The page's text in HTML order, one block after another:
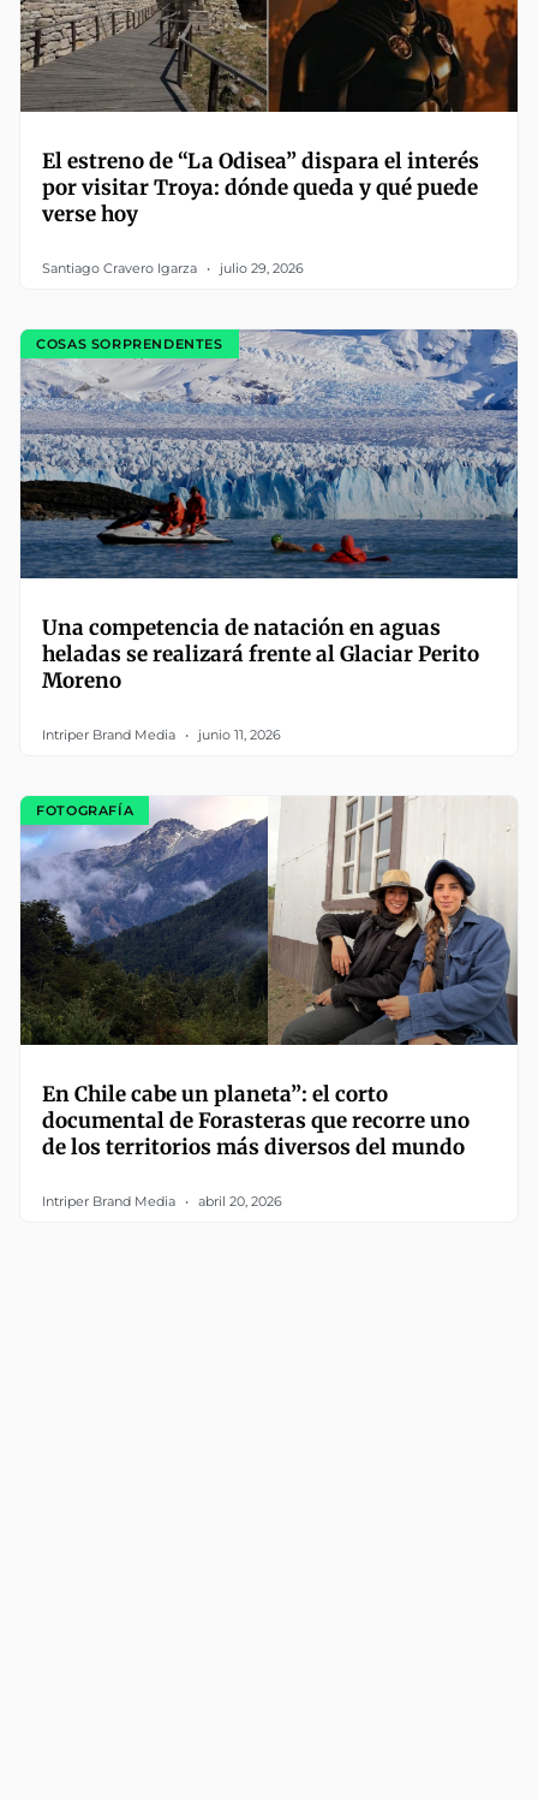
El estreno de “La Odisea” dispara el interés
por visitar Troya: dónde queda y qué puede
verse hoy
Santiago Cravero Igarza julio 29, 2026
COSAS SORPRENDENTES
Una competencia de natación en aguas
heladas se realizará frente al Glaciar Perito
Moreno
Intriper Brand Media junio 11, 2026
FOTOGRAFÍA
En Chile cabe un planeta”: el corto
documental de Forasteras que recorre uno
de los territorios más diversos del mundo
Intriper Brand Media abril 20, 2026